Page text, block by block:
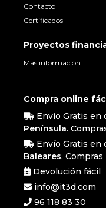
Contacto
Certificados
Proyectos
Más información
Compra online
Envío Gratis en
Península.
Envío Gratis en
Baleares.
Devolución fácil
info@it3d.com
96 118 83 30